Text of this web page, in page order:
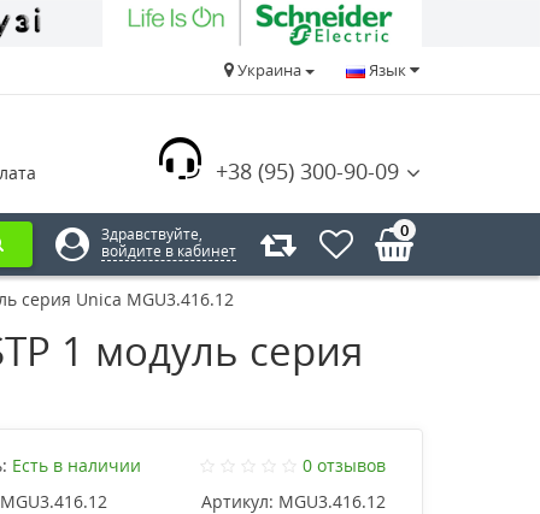
Язык
Украина
+38 (95) 300-90-09
Здравствуйте,
войдите в кабинет
0
серия Unica MGU3.416.12
1 модуль серия
Есть в наличии
0 отзывов
MGU3.416.12 Артикул: MGU3.416.12